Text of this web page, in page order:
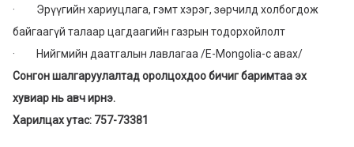
· Эрүүгийн хариуцлага, гэмт хэрэг, зөрчилд холбогдож
байгаагүй талаар цагдаагийн газрын тодорхойлолт
· Нийгмийн даатгалын лавлагаа /E-Mongolia-c авах/
Сонгон шалгаруулалтад оролцохдоо бичиг баримтаа эх
хувиар нь авч ирнэ.
Харилцах утас: 757-73381